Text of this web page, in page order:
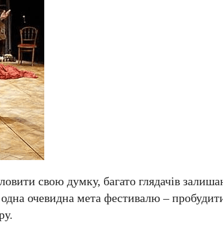
свою думку, багато глядачів
очевидна мета фестивалю –